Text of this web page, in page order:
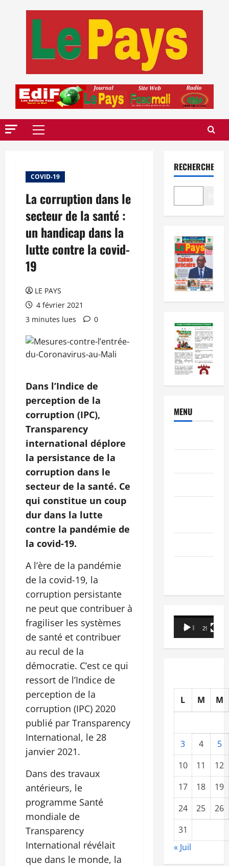
Menu
COVID-19
La corruption dans le
secteur de la santé :
un handicap dans la
lutte contre la covid-
19
LE PAYS
4 février 2021
3 minutes lues
0
Dans l’Indice de
perception de la
corruption (IPC),
Transparency
international déplore
la persistance de la
corruption dans le
secteur de la santé. Ce
qui constitue un coup
dur dans la lutte
contre la pandémie de
la covid-19.
A l’ère de la pandémie
de la covid-19, la
corruption persistante
ne peut que contribuer à
fragiliser les systèmes
de santé et contribuer
au recul de la
démocratie. C’est ce qui
ressort de l’Indice de
perception de la
corruption (IPC) 2020
publié par Transparency
International, le 28
janvier 2021.
Dans des travaux
antérieurs, le
programme Santé
mondiale de
Transparency
International révélait
que dans le monde, la
RECHERCHER
MENU
Lecteur
vidéo
00:00 29:21
L M M
3 4
5
10
11
12
17
18
19
24
25
26
31
« Juil